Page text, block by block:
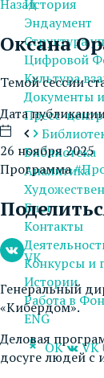
История
Эндаумент
Структура
Цифровой
Культура
Документы
Пресс-центр
Библиотека
Аналитика
Блог
Контакты
Конкурсы и
Истории
Работа в
ENG
OK
VK
Назад
Оксана
Темой сессии
Дата
26 ноября 2025
Программа
VK
Генеральный
«Кибердом».
Деловая
досуге людей с